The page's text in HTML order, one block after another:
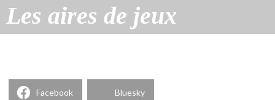
Les aires de jeux
Facebook Bluesky